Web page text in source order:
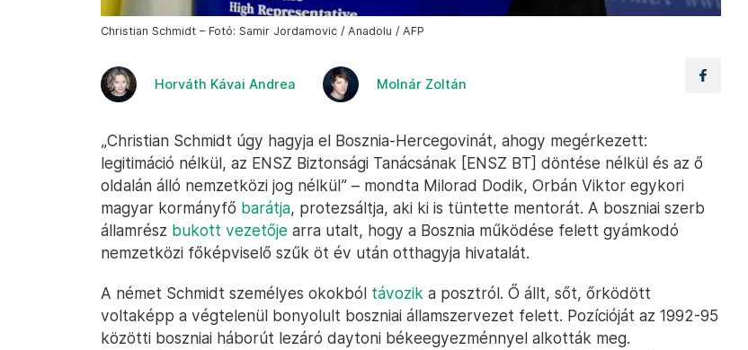
Christian Schmidt – Fotó: Samir Jordamovic / Anadolu / AFP
Horváth Kávai Andrea Molnár Zoltán
„Christian Schmidt úgy hagyja el Bosznia-Hercegovinát, ahogy megérkezett:
legitimáció nélkül, az ENSZ Biztonsági Tanácsának [ENSZ BT] döntése nélkül és az ő
oldalán álló nemzetközi jog nélkül” – mondta Milorad Dodik, Orbán Viktor egykori
magyar kormányfő barátja, protezsáltja, aki ki is tüntette mentorát. A boszniai szerb
államrész bukott vezetője arra utalt, hogy a Bosznia működése felett gyámkodó
nemzetközi főképviselő szűk öt év után otthagyja hivatalát.
A német Schmidt személyes okokból távozik a posztról. Ő állt, sőt, őrködött
voltaképp a végtelenül bonyolult boszniai államszervezet felett. Pozícióját az 1992-95
közötti boszniai háborút lezáró daytoni békeegyezménnyel alkották meg.